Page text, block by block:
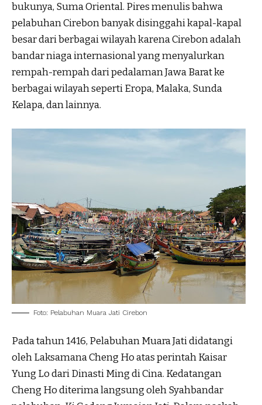
bukunya, Suma Oriental. Pires menulis bahwa
pelabuhan Cirebon banyak disinggahi kapal-kapal
besar dari berbagai wilayah karena Cirebon adalah
bandar niaga internasional yang menyalurkan
rempah-rempah dari pedalaman Jawa Barat ke
berbagai wilayah seperti Eropa, Malaka, Sunda
Kelapa, dan lainnya.
Foto: Pelabuhan Muara Jati Cirebon
Pada tahun 1416, Pelabuhan Muara Jati didatangi
oleh Laksamana Cheng Ho atas perintah Kaisar
Yung Lo dari Dinasti Ming di Cina. Kedatangan
Cheng Ho diterima langsung oleh Syahbandar